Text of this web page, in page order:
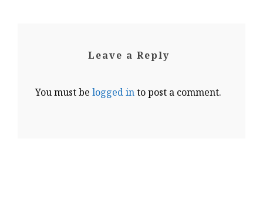
Leave a Reply
You must be logged into post a comment.